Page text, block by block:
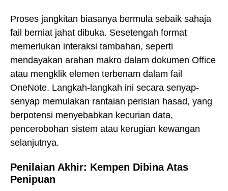
Proses jangkitan biasanya bermula sebaik sahaja
fail berniat jahat dibuka. Sesetengah format
memerlukan interaksi tambahan, seperti
mendayakan arahan makro dalam dokumen Office
atau mengklik elemen terbenam dalam fail
OneNote. Langkah-langkah ini secara senyap-
senyap memulakan rantaian perisian hasad, yang
berpotensi menyebabkan kecurian data,
pencerobohan sistem atau kerugian kewangan
selanjutnya.
Penilaian Akhir: Kempen Dibina Atas
Penipuan